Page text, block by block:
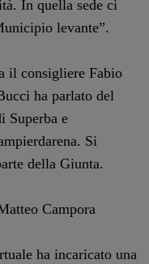
In quella sede ci
levante”.
il consigliere Fabio
ha parlato del
Superba e
Si
della Giunta.
Campora
ha incaricato una